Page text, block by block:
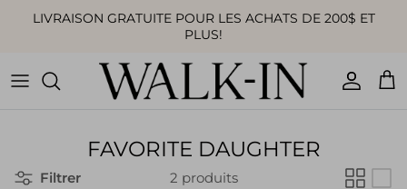
Aller au contenu
LIVRAISON GRATUITE POUR LES ACHATS DE 200$ ET
PLUS!
Compte
FAVORITE DAUGHTER
Filtrer 2 produits